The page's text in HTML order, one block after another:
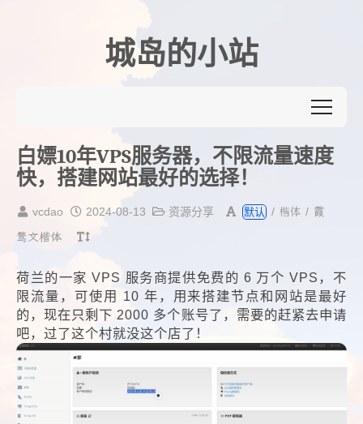
城岛的小站
白嫖10年VPS服务器，不限流量速度
快，搭建网站最好的选择！
vcdao 2024-08-13 资源分享 默认 / 楷体 / 霞
鹜文楷体
荷兰的一家 VPS 服务商提供免费的 6 万个 VPS，不
限流量，可使用 10 年，用来搭建节点和网站是最好
的，现在只剩下 2000 多个账号了，需要的赶紧去申请
吧，过了这个村就没这个店了！